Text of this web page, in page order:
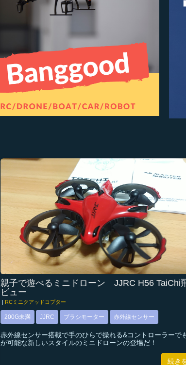
親子で遊べるミニドローン JJRC H56 TaiChi
ビュー
| RCミニクアッドコプター
200G未満 JJRC ブラシモーター 赤外線センサー
赤外線センサー搭載で手のひらで操れる&コントローラーで
が可能な新しいスタイルのミニドローンの登場だ！
続き